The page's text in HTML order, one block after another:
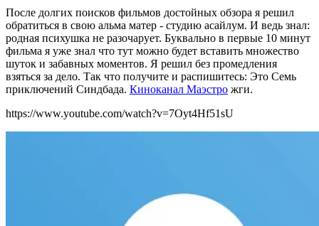
После долгих поисков фильмов достойных обзора я решил
обратиться в свою альма матер - студию асайлум. И ведь знал:
родная психушка не разочарует. Буквально в первые 10 минут
фильма я уже знал что тут можно будет вставить множество
шуток и забавных моментов. Я решил без промедления
взяться за дело. Так что получите и распишитесь: Это Семь
приключений Синдбада. Киноканал Маэстро жги.
https://www.youtube.com/watch?v=7Oyt4Hf51sU